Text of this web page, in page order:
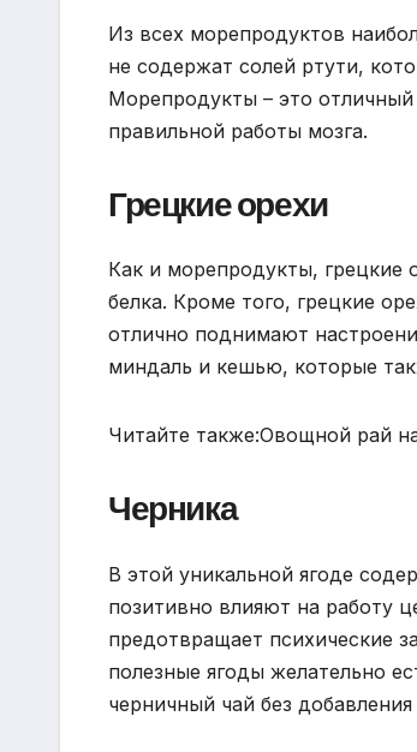
Из всех морепродуктов
не содержат солей ртути,
Морепродукты – это
правильной работы мозга.
Грецкие орехи
Как и морепродукты, грецкие
белка. Кроме того, грецкие
отлично поднимают
миндаль и кешью, которые
Читайте также:Овощной рай
Черника
В этой уникальной ягоде
позитивно влияют на работу
предотвращает психические
полезные ягоды желательно
черничный чай без добавления